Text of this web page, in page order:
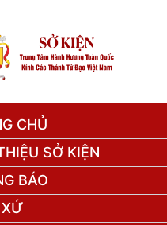
CHỦ
SỞ KIỆN
BÁO
XỨ